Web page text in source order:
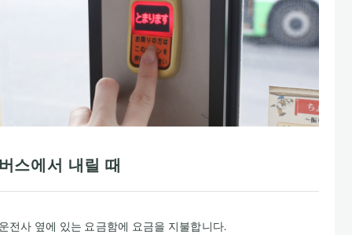
스에서 내릴 때
전사 옆에 있는 요금함에 요금을 지불합니다.